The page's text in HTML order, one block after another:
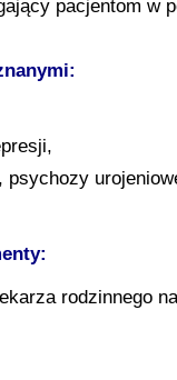
pacjentom w
:
rodzinnego